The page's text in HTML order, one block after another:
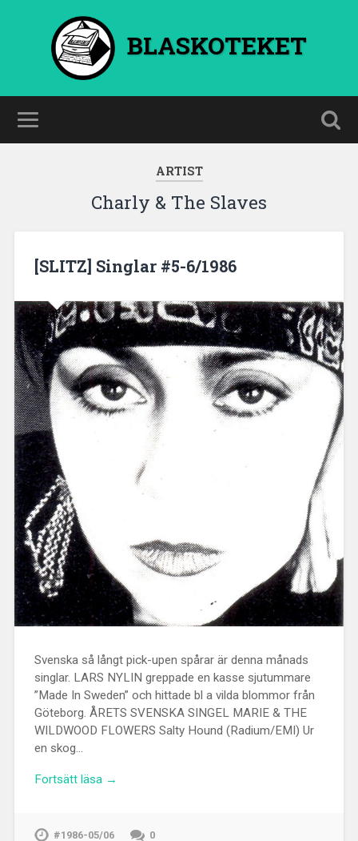
BLASKOTEKET
ARTIST
Charly & The Slaves
[SLITZ] Singlar #5-6/1986
Svenska så långt pick-upen spårar är denna månads
singlar. LARS NYLIN greppade en kasse sjutummare
”Made In Sweden” och hittade bl a vilda blommor från
Göteborg. ÅRETS SVENSKA SINGEL MARIE & THE
WILDWOOD FLOWERS Salty Hound (Radium/EMI) Ur
en skog…
Fortsätt läsa →
#1986-05/06 0